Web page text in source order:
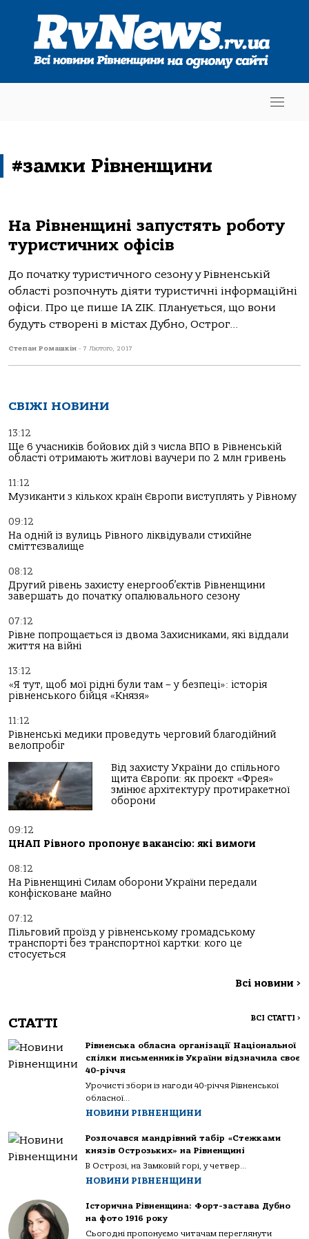
#замки Рівненщини
На Рівненщині запустять роботу
туристичних офісів
До початку туристичного сезону у Рівненській
області розпочнуть діяти туристичні інформаційні
офіси. Про це пише IA ZIK. Планується, що вони
будуть створені в містах Дубно, Острог...
Степан Ромашкін - 7 Лютого, 2017
СВІЖІ НОВИНИ
13:12
Ще 6 учасників бойових дій з числа ВПО в Рівненській
області отримають житлові ваучери по 2 млн гривень
11:12
Музиканти з кількох країн Європи виступлять у Рівному
09:12
На одній із вулиць Рівного ліквідували стихійне
сміттєзвалище
08:12
Другий рівень захисту енергооб’єктів Рівненщини
завершать до початку опалювального сезону
07:12
Рівне попрощається із двома Захисниками, які віддали
життя на війні
13:12
«Я тут, щоб мої рідні були там – у безпеці»: історія
рівненського бійця «Князя»
11:12
Рівненські медики проведуть черговий благодійний
велопробіг
Від захисту України до спільного
щита Європи: як проєкт «Фрея»
змінює архітектуру протиракетної
оборони
09:12
ЦНАП Рівного пропонує вакансію: які вимоги
08:12
На Рівненщині Силам оборони України передали
конфісковане майно
07:12
Пільговий проїзд у рівненському громадському
транспорті без транспортної картки: кого це
стосується
Всі новини >
СТАТТІ ВСІ СТАТТІ >
Рівненська обласна організації Національної
спілки письменників України відзначила своє
40-річчя
Урочисті збори із нагоди 40-річчя Рівненської
обласної...
НОВИНИ РІВНЕНЩИНИ
Розпочався мандрівний табір «Стежками
князів Острозьких» на Рівненщині
В Острозі, на Замковій горі, у четвер...
НОВИНИ РІВНЕНЩИНИ
Історична Рівненщина: Форт-застава Дубно
на фото 1916 року
Сьогодні пропонуємо читачам переглянути